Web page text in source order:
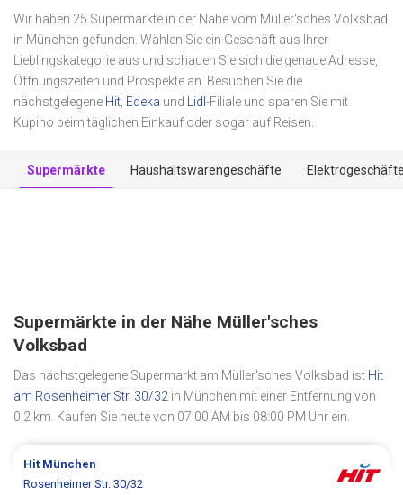
Wir haben 25 Supermärkte in der Nähe vom Müller'sches Volksbad
in München gefunden. Wählen Sie ein Geschäft aus Ihrer
Lieblingskategorie aus und schauen Sie sich die genaue Adresse,
Öffnungszeiten und Prospekte an. Besuchen Sie die
nächstgelegene Hit Edeka und Lidl-Filiale und sparen Sie mit
Kupino beim täglichen Einkauf oder sogar auf Reisen.
Supermärkte Haushaltswarengeschäfte
Supermärkte in der Nähe Müller'sches
Volksbad
Das nächstgelegene Supermarkt am Müller'sches Volksbad ist Hit
am Rosenheimer Str. 30/32 in München mit einer Entfernung von
0.2 km. Kaufen Sie heute von 07:00 AM bis 08:00 PM Uhr ein.
Hit München
Rosenheimer Str. 30/32